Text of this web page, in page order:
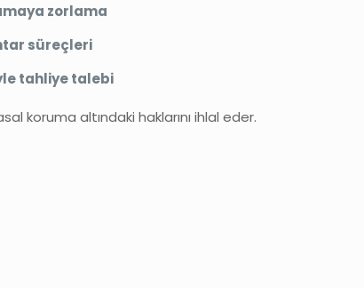
zorlama
süreçleri
tahliye talebi
koruma altındaki haklarını ihlal eder.